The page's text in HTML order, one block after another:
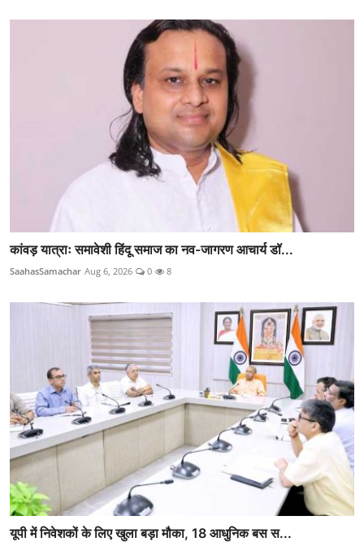
कांवड़ यात्राः समावेशी हिंदू समाज का नव-जागरण आचार्य डॉ...
SaahasSamachar Aug 6, 2026 0 8
यूपी में निवेशकों के लिए खुला बड़ा मौका, 18 आधुनिक बस स...